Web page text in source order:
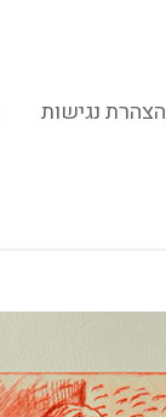
הצהרת נגישות